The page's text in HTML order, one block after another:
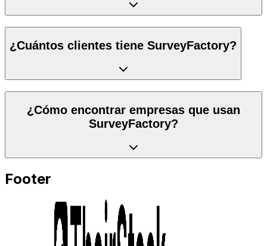
¿Cuántos clientes tiene SurveyFactory?
¿Cómo encontrar empresas que usan
SurveyFactory?
Footer